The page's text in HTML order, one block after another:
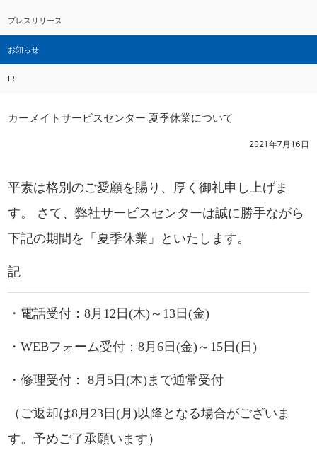
プレスリリース
お知らせ
IR
カーメイトサービスセンター 夏季休業について
2021年7月16日
平素は格別のご愛顧を賜り、厚く御礼申し上げま
す。 さて、弊社サービスセンターは誠に勝手ながら
下記の期間を「夏季休業」といたします。
記
・電話受付：8月12日(木)～13日(金)
・WEBフォーム受付：8月6日(金)～15日(日)
・修理受付： 8月5日(木)まで通常受付
（ご返却は8月23日(月)以降となる場合がございま
す。予めご了承願います）